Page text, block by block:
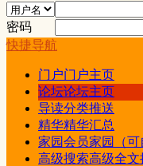
密码
快捷导航
门户门户主页
论坛论坛主页
导读分类推送
精华精华汇总
家园会员家园（
高级搜索高级全文